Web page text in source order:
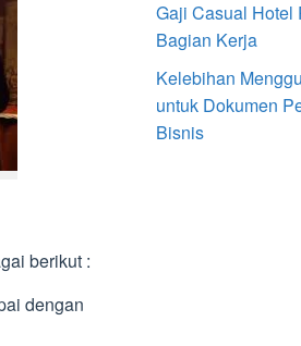
berikut :
dengan
Gaji Casual Hotel
Bagian Kerja
Kelebihan
untuk Dokumen
Bisnis